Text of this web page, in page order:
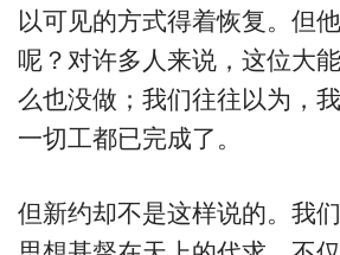
以可见的方式得着恢复。但
呢？对许多人来说，这位大
么也没做；我们往往以为，
一切工都已完成了。
但新约却不是这样说的。我